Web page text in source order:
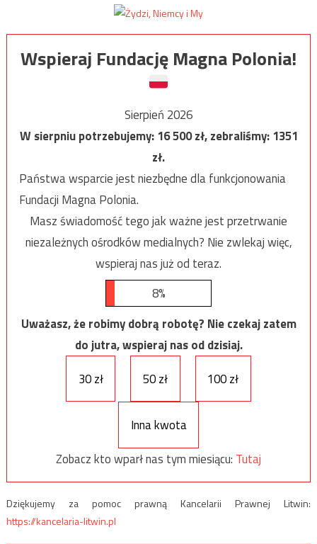
Wspieraj Fundację Magna Polonia!
Sierpień 2026
W sierpniu potrzebujemy:16 500zł, zebraliśmy:1351
zł.
Państwa wsparcie jest niezbędne dla funkcjonowania
Fundacji Magna Polonia.
Masz świadomość tego jak ważne jest przetrwanie
niezależnych ośrodków medialnych? Nie zwlekaj więc,
wspieraj nas już od teraz.
8%
Uważasz, że robimy dobrą robotę? Nie czekaj zatem
do jutra, wspieraj nas od dzisiaj.
30 zł
50 zł 100 zł
Inna kwota
Zobacz kto wparł nas tym miesiącu: Tutaj
Dziękujemy za pomoc prawną Kancelarii Prawnej Litwin:
https://kancelaria-litwin.pl